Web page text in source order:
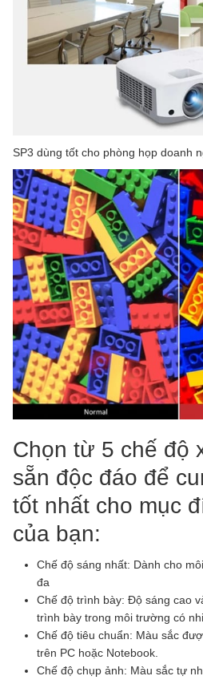
SP3 dùng tốt cho phòng họp doanh
Chọn từ 5 chế độ
sẵn độc đáo để
tốt nhất cho mục
của bạn:
Chế độ sáng nhất: Dành cho
đa
Chế độ trình bày: Độ sáng cao
trình bày trong môi trường có
Chế độ tiêu chuẩn: Màu sắc
trên PC hoặc Notebook.
Chế độ chụp ảnh: Màu sắc tự